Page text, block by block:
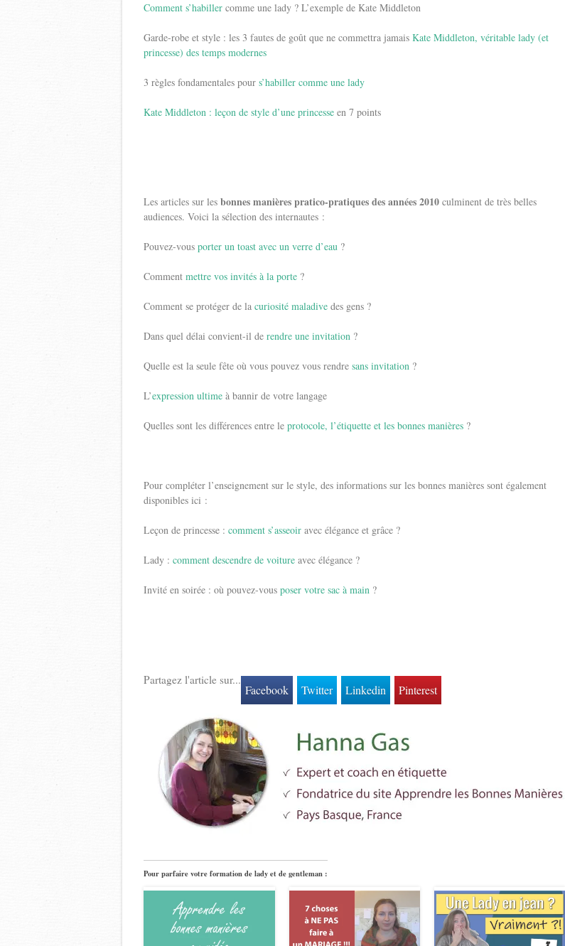
Comment s’habiller comme une lady ? L’exemple de Kate Middleton
Garde-robe et style : les 3 fautes de goût que ne commettra jamais Kate Middleton, véritable lady (et
princesse) des temps modernes
3 règles fondamentales pour s’habiller comme une lady
Kate Middleton : leçon de style d’une princesse en 7 points
Les articles sur les bonnes manières pratico-pratiques des années 2010 culminent de très belles
audiences. Voici la sélection des internautes :
Pouvez-vous porter un toast avec un verre d’eau ?
Comment mettre vos invités à la porte ?
Comment se protéger de la curiosité maladive des gens ?
Dans quel délai convient-il de rendre une invitation ?
Quelle est la seule fête où vous pouvez vous rendre sans invitation ?
L’expression ultime à bannir de votre langage
Quelles sont les différences entre le protocole, l’étiquette et les bonnes manières ?
Pour compléter l’enseignement sur le style, des informations sur les bonnes manières sont également
disponibles ici :
Leçon de princesse : comment s’asseoir avec élégance et grâce ?
Lady : comment descendre de voiture avec élégance ?
Invité en soirée : où pouvez-vous poser votre sac à main ?
Partagez l'article sur...
Facebook Twitter Linkedin Pinterest
Pour parfaire votre formation de lady et de gentleman :